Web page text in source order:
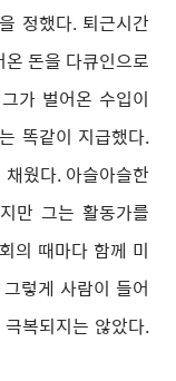
정했다. 퇴근시간
돈을 다큐인으로
가 벌어온 수입이
똑같이 지급했다.
웠다. 아슬아슬한
만 그는 활동가를
의 때마다 함께 미
렇게 사람이 들어
복되지는 않았다.